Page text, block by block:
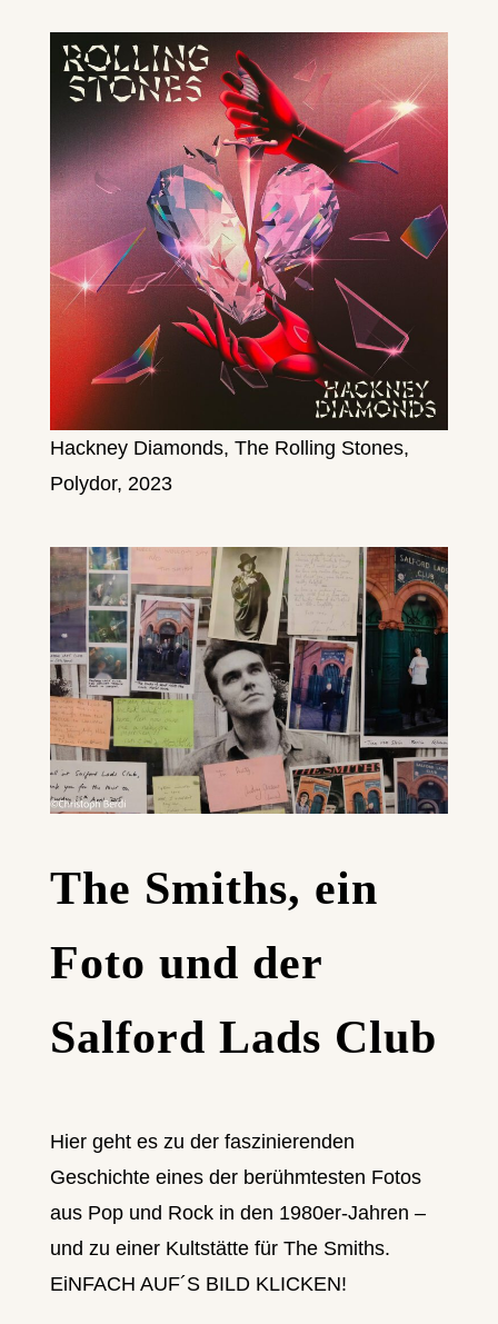
Hackney Diamonds, The Rolling Stones,
Polydor, 2023
The Smiths, ein
Foto und der
Salford Lads Club
Hier geht es zu der faszinierenden
Geschichte eines der berühmtesten Fotos
aus Pop und Rock in den 1980er-Jahren –
und zu einer Kultstätte für The Smiths.
EiNFACH AUF´S BILD KLICKEN!